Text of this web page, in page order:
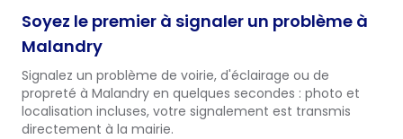
Soyez le premier à signaler un problème à
Malandry
Signalez un problème de voirie, d'éclairage ou de
propreté à Malandry en quelques secondes : photo et
localisation incluses, votre signalement est transmis
directement à la mairie.